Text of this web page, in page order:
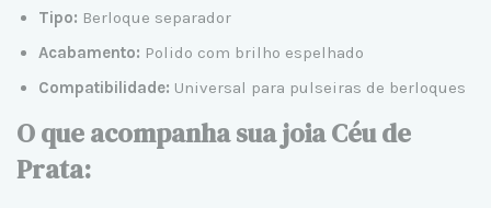
Tipo: Berloque separador
Acabamento: Polido com brilho espelhado
Compatibilidade: Universal para pulseiras de berloques
O que acompanha sua joia Céu de
Prata: